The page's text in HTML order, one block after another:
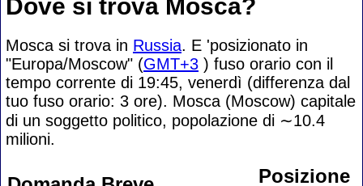
Dove si trova Mosca?
Mosca si trova in Russia. E 'posizionato in
"Europa/Moscow" (GMT+3 ) fuso orario con il
tempo corrente di 19:45, venerdì (differenza dal
tuo fuso orario: 3 ore). Mosca (Moscow) capitale
di un soggetto politico, popolazione di ∼10.4
milioni.
Posizione